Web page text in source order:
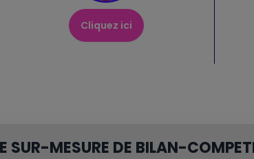
Cliquez ici
SUR-MESURE DE BILAN-